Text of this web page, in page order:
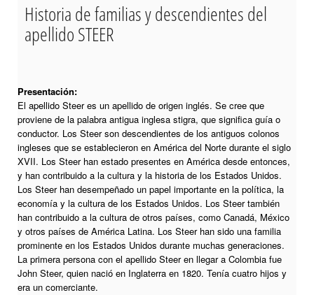
Historia de familias y descendientes del
apellido STEER
Presentación:
El apellido Steer es un apellido de origen inglés. Se cree que
proviene de la palabra antigua inglesa stigra, que significa guía o
conductor. Los Steer son descendientes de los antiguos colonos
ingleses que se establecieron en América del Norte durante el siglo
XVII. Los Steer han estado presentes en América desde entonces,
y han contribuido a la cultura y la historia de los Estados Unidos.
Los Steer han desempeñado un papel importante en la política, la
economía y la cultura de los Estados Unidos. Los Steer también
han contribuido a la cultura de otros países, como Canadá, México
y otros países de América Latina. Los Steer han sido una familia
prominente en los Estados Unidos durante muchas generaciones.
La primera persona con el apellido Steer en llegar a Colombia fue
John Steer, quien nació en Inglaterra en 1820. Tenía cuatro hijos y
era un comerciante.